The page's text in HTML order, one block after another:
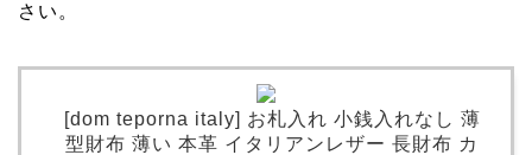
さい。
[dom teporna italy] お札入れ 小銭入れなし 薄
型財布 薄い 本革 イタリアンレザー 長財布 カ